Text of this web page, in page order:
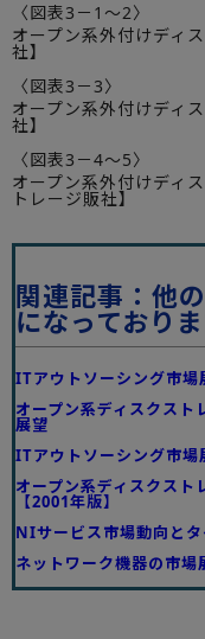
〈図表3－1～2〉
オープン系外付けディ
社】
〈図表3－3〉
オープン系外付けディ
社】
〈図表3－4～5〉
オープン系外付けディ
トレージ販社】
関連記事：他
になっておりま
ITアウトソーシング市場
オープン系ディスクスト
展望
ITアウトソーシング市場
オープン系ディスクスト
【2001年版】
NIサービス市場動向とタ
ネットワーク機器の市場